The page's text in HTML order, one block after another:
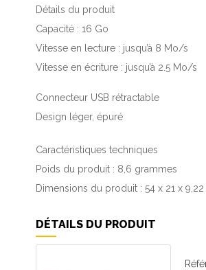
Détails du produit
Capacité : 16 Go
Vitesse en lecture : jusqu’à 8 Mo/s
Vitesse en écriture : jusqu’à 2.5 Mo/s
Connecteur USB rétractable
Design léger, épuré
Caractéristiques techniques
Poids du produit : 8,6 grammes
Dimensions du produit : 54 x 21 x
DÉTAILS DU PRODUIT